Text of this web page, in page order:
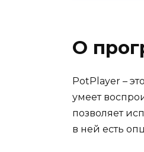
О
PotPlayer –
умеет
позволяет
в ней есть